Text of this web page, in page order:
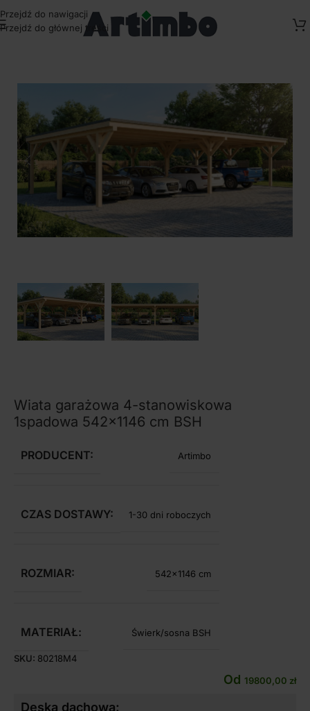
Przejdź do nawigacji
Przejdź do głównej treści
Strona główna/ Wiaty drewniane garażowe
Wiata garażowa 4-stanowiskowa
1spadowa 542×1146 cm BSH
PRODUCENT: Artimbo
CZAS DOSTAWY: 1-30 dni roboczych
ROZMIAR: 542×1146 cm
MATERIAŁ: Świerk/sosna BSH
SKU: 80218M4
Od 19800,00 zł
Deska dachowa: